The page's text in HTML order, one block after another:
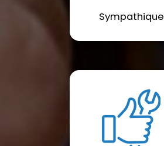
Sympathique